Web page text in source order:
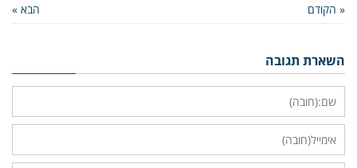
« הקודם הבא »
השארת תגובה